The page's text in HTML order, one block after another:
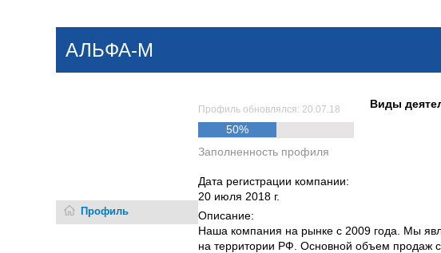
Поиск
НОВОСТИ
АЛЬФА-М
Профиль
Профиль обновлялся: 20.07.18
50%
Заполненность профиля
Виды
Дата регистрации компании:
20 июля 2018 г.
Описание:
Наша компания на рынке с 2009 года. Мы
на территории РФ. Основной объем продаж